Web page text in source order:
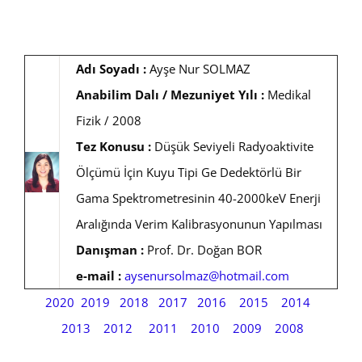
Adı Soyadı : Ayşe Nur SOLMAZ
Anabilim Dalı / Mezuniyet Yılı : Medikal
Fizik / 2008
Tez Konusu : Düşük Seviyeli Radyoaktivite
Ölçümü İçin Kuyu Tipi Ge Dedektörlü Bir
Gama Spektrometresinin 40-2000keV Enerji
Aralığında Verim Kalibrasyonunun Yapılması
Danışman : Prof. Dr. Doğan BOR
e-mail : aysenursolmaz@hotmail.com
2020 2019 2018 2017 2016 2015
2014
2013
2012 2011 2010 2009 2008